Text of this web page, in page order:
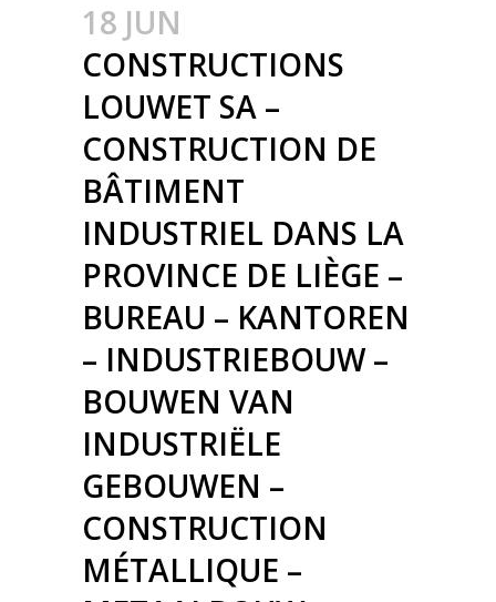
18 JUN
CONSTRUCTIONS
LOUWET SA –
CONSTRUCTION DE
BÂTIMENT
INDUSTRIEL DANS LA
PROVINCE DE LIÈGE –
BUREAU – KANTOREN
– INDUSTRIEBOUW –
BOUWEN VAN
INDUSTRIËLE
GEBOUWEN –
CONSTRUCTION
MÉTALLIQUE –